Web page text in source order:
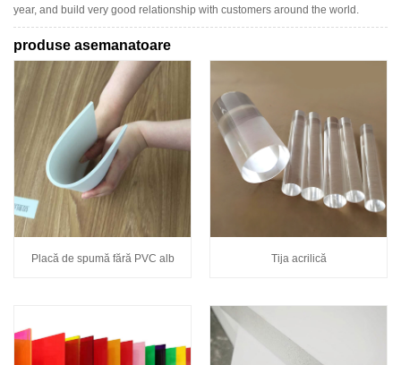
year, and build very good relationship with customers around the world.
produse asemanatoare
Placă de spumă fără PVC alb Tija acrilică